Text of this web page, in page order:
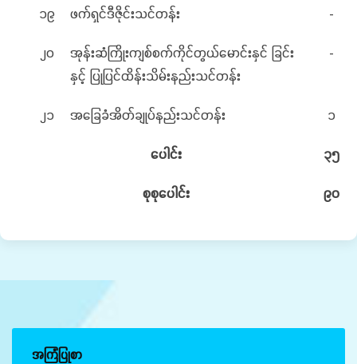
၁၉ ဖက်ရှင်ဒီဇိုင်းသင်တန်း -
၂၀
အုန်းဆံကြိုးကျစ်စက်ကိုင်တွယ်မောင်းနှင် ခြင်း
နှင့် ပြုပြင်ထိန်းသိမ်းနည်းသင်တန်း
-
၂၁ အခြေခံအိတ်ချုပ်နည်းသင်တန်း ၁
ပေါင်း ၃၅
စုစုပေါင်း ၉၀
အကြံပြုစာ